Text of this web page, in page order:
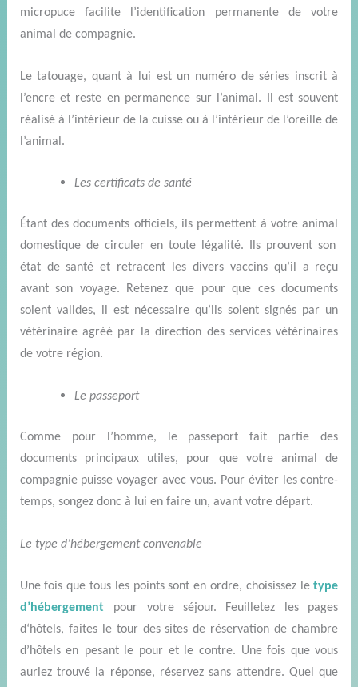
micropuce facilite l’identification permanente de votre
animal de compagnie.
Le tatouage, quant à lui est un numéro de séries inscrit à
l’encre et reste en permanence sur l’animal. Il est souvent
réalisé à l’intérieur de la cuisse ou à l’intérieur de l’oreille de
l’animal.
Les certificats de santé
Étant des documents officiels, ils permettent à votreanimal
domestique de circuler en toute légalité. Ils prouvent son
état de santé et retracent les divers vaccins qu’il a reçu
avant son voyage. Retenez que pour que ces documents
soient valides, il est nécessaire qu’ils soient signés par un
vétérinaire agréé par la direction des services vétérinaires
de votre région.
Le passeport
Comme pour l’homme, le passeport fait partie des
documents principaux utiles, pour que votre animal de
compagnie puisse voyager avec vous. Pouréviter les contre-
temps, songez donc à lui en faire un, avant votre départ.
Le type d’hébergement convenable
Une fois que tous les points sont en ordre, choisissez letype
d’hébergement
pour votre séjour. Feuilletez les pages
d‘hôtels, faites le tour des sites de réservationde chambre
d’hôtelsen pesantle pour et le contre. Une fois que vous
auriez trouvé
la réponse, réservezsans attendre.Quel que